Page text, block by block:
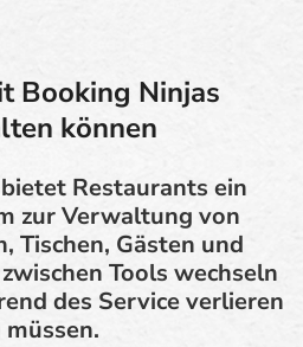
Booking Ninjas
können
Restaurants ein
zur Verwaltung von
Tischen, Gästen und
Tools wechseln
des Service verlieren
müssen.